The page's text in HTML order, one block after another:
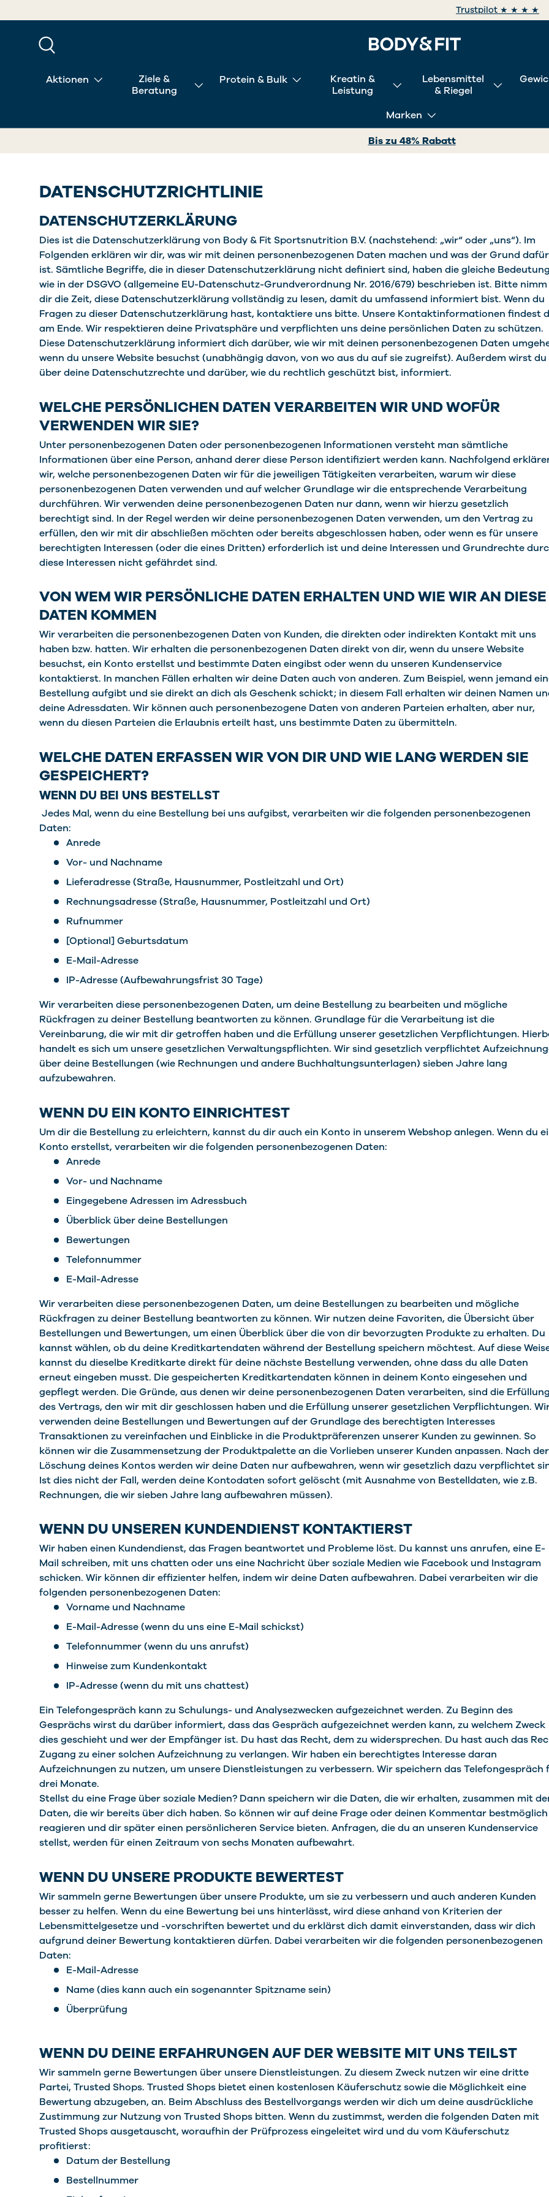
DIREKT ZUM INHALT
Aktionen
Ziele &
Beratung
Protein & Bulk
Kreatin &
Leistung
Lebensmittel
& Riegel
Marken
Bis zu 48% Rabatt
DATENSCHUTZRICHTLINIE
DATENSCHUTZERKLÄRUNG
Dies ist die Datenschutzerklärung von Body & Fit Sportsnutrition B.V. (nachstehend: „wir“ oder „uns“). Im
Folgenden erklären wir dir, was wir mit deinen personenbezogenen Daten machen und was der Grund dafür
ist. Sämtliche Begriffe, die in dieser Datenschutzerklärung nicht definiert sind, haben die gleiche
wie in der DSGVO (allgemeine EU-Datenschutz-Grundverordnung Nr. 2016/679) beschrieben ist. Bitte nimm
dir die Zeit, diese Datenschutzerklärung vollständig zu lesen, damit du umfassend informiert bist. Wenn du
Fragen zu dieser Datenschutzerklärung hast, kontaktiere uns bitte. Unsere Kontaktinformationen findest
am Ende. Wir respektieren deine Privatsphäre und verpflichten uns deine persönlichen Daten zu schützen.
Diese Datenschutzerklärung informiert dich darüber, wie wir mit deinen personenbezogenen Daten
wenn du unsere Website besuchst (unabhängig davon, von wo aus du auf sie zugreifst). Außerdem wirst du
über deine Datenschutzrechte und darüber, wie du rechtlich geschützt bist, informiert.
WELCHE PERSÖNLICHEN DATEN VERARBEITEN WIR UND WOFÜR
VERWENDEN WIR SIE?
Unter personenbezogenen Daten oder personenbezogenen Informationen versteht man sämtliche
Informationen über eine Person, anhand derer diese Person identifiziert werden kann. Nachfolgend
wir, welche personenbezogenen Daten wir für die jeweiligen Tätigkeiten verarbeiten, warum wir diese
personenbezogenen Daten verwenden und auf welcher Grundlage wir die entsprechende Verarbeitung
durchführen. Wir verwenden deine personenbezogenen Daten nur dann, wenn wir hierzu gesetzlich
berechtigt sind. In der Regel werden wir deine personenbezogenen Daten verwenden, um den Vertrag zu
erfüllen, den wir mit dir abschließen möchten oder bereits abgeschlossen haben, oder wenn es für unsere
berechtigten Interessen (oder die eines Dritten) erforderlich ist und deine Interessen und Grundrechte
diese Interessen nicht gefährdet sind.
VON WEM WIR PERSÖNLICHE DATEN ERHALTEN UND WIE WIR AN DIESE
DATEN KOMMEN
Wir verarbeiten die personenbezogenen Daten von Kunden, die direkten oder indirekten Kontakt mit uns
haben bzw. hatten. Wir erhalten die personenbezogenen Daten direkt von dir, wenn du unsere Website
besuchst, ein Konto erstellst und bestimmte Daten eingibst oder wenn du unseren Kundenservice
kontaktierst. In manchen Fällen erhalten wir deine Daten auch von anderen. Zum Beispiel, wenn jemand
Bestellung aufgibt und sie direkt an dich als Geschenk schickt; in diesem Fall erhalten wir deinen Namen
deine Adressdaten. Wir können auch personenbezogene Daten von anderen Parteien erhalten, aber nur,
wenn du diesen Parteien die Erlaubnis erteilt hast, uns bestimmte Daten zu übermitteln.
WELCHE DATEN ERFASSEN WIR VON DIR UND WIE LANG WERDEN SIE
GESPEICHERT?
WENN DU BEI UNS BESTELLST
Jedes Mal, wenn du eine Bestellung bei uns aufgibst, verarbeiten wir die folgenden personenbezogenen
Daten:
Anrede
Vor- und Nachname
Lieferadresse (Straße, Hausnummer, Postleitzahl und Ort)
Rechnungsadresse (Straße, Hausnummer, Postleitzahl und Ort)
Rufnummer
[Optional] Geburtsdatum
E-Mail-Adresse
IP-Adresse (Aufbewahrungsfrist 30 Tage)
Wir verarbeiten diese personenbezogenen Daten, um deine Bestellung zu bearbeiten und mögliche
Rückfragen zu deiner Bestellung beantworten zu können. Grundlage für die Verarbeitung ist die
Vereinbarung, die wir mit dir getroffen haben und die Erfüllung unserer gesetzlichen Verpflichtungen.
handelt es sich um unsere gesetzlichen Verwaltungspflichten. Wir sind gesetzlich verpflichtet
über deine Bestellungen (wie Rechnungen und andere Buchhaltungsunterlagen) sieben Jahre lang
aufzubewahren.
WENN DU EIN KONTO EINRICHTEST
Um dir die Bestellung zu erleichtern, kannst du dir auch ein Konto in unserem Webshop anlegen. Wenn du
Konto erstellst, verarbeiten wir die folgenden personenbezogenen Daten:
Anrede
Vor- und Nachname
Eingegebene Adressen im Adressbuch
Überblick über deine Bestellungen
Bewertungen
Telefonnummer
E-Mail-Adresse
Wir verarbeiten diese personenbezogenen Daten, um deine Bestellungen zu bearbeiten und mögliche
Rückfragen zu deiner Bestellung beantworten zu können. Wir nutzen deine Favoriten, die Übersicht über
Bestellungen und Bewertungen, um einen Überblick über die von dir bevorzugten Produkte zu erhalten. Du
kannst wählen, ob du deine Kreditkartendaten während der Bestellung speichern möchtest. Auf diese
kannst du dieselbe Kreditkarte direkt für deine nächste Bestellung verwenden, ohne dass du alle Daten
erneut eingeben musst. Die gespeicherten Kreditkartendaten können in deinem Konto eingesehen und
gepflegt werden. Die Gründe, aus denen wir deine personenbezogenen Daten verarbeiten, sind die
des Vertrags, den wir mit dir geschlossen haben und die Erfüllung unserer gesetzlichen Verpflichtungen.
verwenden deine Bestellungen und Bewertungen auf der Grundlage des berechtigten Interesses
Transaktionen zu vereinfachen und Einblicke in die Produktpräferenzen unserer Kunden zu gewinnen. So
können wir die Zusammensetzung der Produktpalette an die Vorlieben unserer Kunden anpassen. Nach der
Löschung deines Kontos werden wir deine Daten nur aufbewahren, wenn wir gesetzlich dazu verpflichtet
Ist dies nicht der Fall, werden deine Kontodaten sofort gelöscht (mit Ausnahme von Bestelldaten, wie z.B.
Rechnungen, die wir sieben Jahre lang aufbewahren müssen).
WENN DU UNSEREN KUNDENDIENST KONTAKTIERST
Wir haben einen Kundendienst, das Fragen beantwortet und Probleme löst. Du kannst uns anrufen, eine E-
Mail schreiben, mit uns chatten oder uns eine Nachricht über soziale Medien wie Facebook und Instagram
schicken. Wir können dir effizienter helfen, indem wir deine Daten aufbewahren. Dabei verarbeiten wir die
folgenden personenbezogenen Daten:
Vorname und Nachname
E-Mail-Adresse (wenn du uns eine E-Mail schickst)
Telefonnummer (wenn du uns anrufst)
Hinweise zum Kundenkontakt
IP-Adresse (wenn du mit uns chattest)
Ein Telefongespräch kann zu Schulungs- und Analysezwecken aufgezeichnet werden. Zu Beginn des
Gesprächs wirst du darüber informiert, dass das Gespräch aufgezeichnet werden kann, zu welchem Zweck
dies geschieht und wer der Empfänger ist. Du hast das Recht, dem zu widersprechen. Du hast auch das
Zugang zu einer solchen Aufzeichnung zu verlangen. Wir haben ein berechtigtes Interesse daran
Aufzeichnungen zu nutzen, um unsere Dienstleistungen zu verbessern. Wir speichern das Telefongespräch
drei Monate.
Stellst du eine Frage über soziale Medien? Dann speichern wir die Daten, die wir erhalten, zusammen mit
Daten, die wir bereits über dich haben. So können wir auf deine Frage oder deinen Kommentar bestmöglich
reagieren und dir später einen persönlicheren Service bieten. Anfragen, die du an unseren Kundenservice
stellst, werden für einen Zeitraum von sechs Monaten aufbewahrt.
WENN DU UNSERE PRODUKTE BEWERTEST
Wir sammeln gerne Bewertungen über unsere Produkte, um sie zu verbessern und auch anderen Kunden
besser zu helfen. Wenn du eine Bewertung bei uns hinterlässt, wird diese anhand von Kriterien der
Lebensmittelgesetze und -vorschriften bewertet und du erklärst dich damit einverstanden, dass wir dich
aufgrund deiner Bewertung kontaktieren dürfen. Dabei verarbeiten wir die folgenden personenbezogenen
Daten:
E-Mail-Adresse
Name (dies kann auch ein sogenannter Spitzname sein)
Überprüfung
WENN DU DEINE ERFAHRUNGEN AUF DER WEBSITE MIT UNS TEILST
Wir sammeln gerne Bewertungen über unsere Dienstleistungen. Zu diesem Zweck nutzen wir eine dritte
Partei, Trusted Shops. Trusted Shops bietet einen kostenlosen Käuferschutz sowie die Möglichkeit eine
Bewertung abzugeben, an. Beim Abschluss des Bestellvorgangs werden wir dich um deine ausdrückliche
Zustimmung zur Nutzung von Trusted Shops bitten. Wenn du zustimmst, werden die folgenden Daten mit
Trusted Shops ausgetauscht, woraufhin der Prüfprozess eingeleitet wird und du vom Käuferschutz
profitierst:
Datum der Bestellung
Bestellnummer